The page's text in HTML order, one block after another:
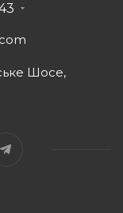
Шосе,